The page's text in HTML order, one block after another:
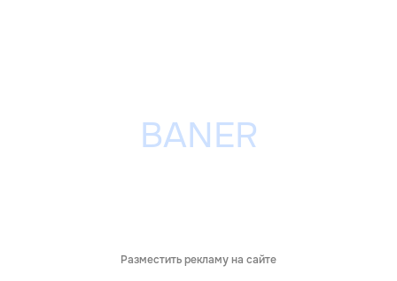
Разместить рекламу на сайте